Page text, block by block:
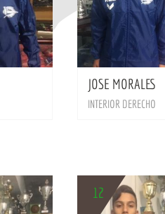
BIO
JOSE MORALES
INTERIOR DERECHO
12